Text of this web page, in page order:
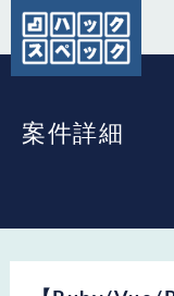
案件詳細